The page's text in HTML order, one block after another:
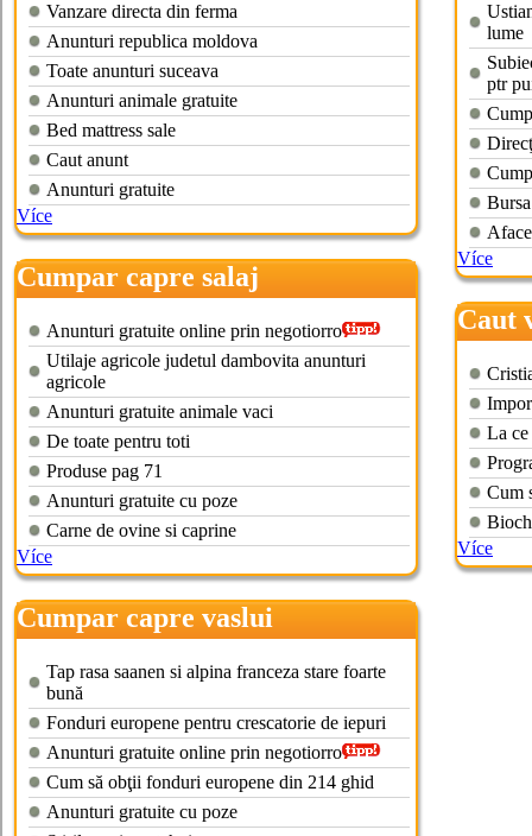
Vanzare directa din ferma
Anunturi republica moldova
Toate anunturi suceava
Anunturi animale gratuite
Bed mattress sale
Caut anunt
Anunturi gratuite
Více
Cumpar capre salaj
Anunturi gratuite online prin negotiorro
Utilaje agricole judetul dambovita anunturi
agricole
Anunturi gratuite animale vaci
De toate pentru toti
Produse pag 71
Anunturi gratuite cu poze
Carne de ovine si caprine
Více
Cumpar capre vaslui
Tap rasa saanen si alpina franceza stare foarte
bună
Fonduri europene pentru crescatorie de iepuri
Anunturi gratuite online prin negotiorro
Cum să obţii fonduri europene din 214 ghid
Anunturi gratuite cu poze
lume
ptr
Více
Caut
La
Cum
Více